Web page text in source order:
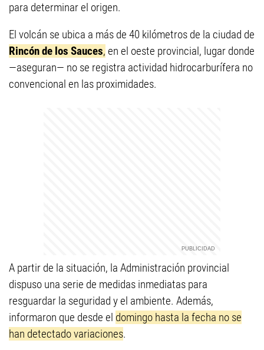
para determinar el origen.
El volcán se ubica a más de 40 kilómetros de la ciudad de
Rincón de los Sauces, en el oeste provincial, lugar donde
—aseguran— no se registra actividad hidrocarburífera no
convencional en las proximidades.
A partir de la situación, la Administración provincial
dispuso una serie de medidas inmediatas para
resguardar la seguridad y el ambiente. Además,
informaron que desde el domingo hasta la fecha no se
han detectado variaciones.